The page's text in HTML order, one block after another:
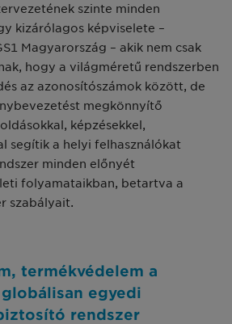
szinte minden
kizárólagos képviselete –
Magyarország – akik nem csak
hogy a világméretű rendszerben
az azonosítószámok között, de
megkönnyítő
képzésekkel,
segítik a helyi felhasználókat
minden előnyét
folyamataikban, betartva a
szabályait.
termékvédelem a
egyedi
rendszer